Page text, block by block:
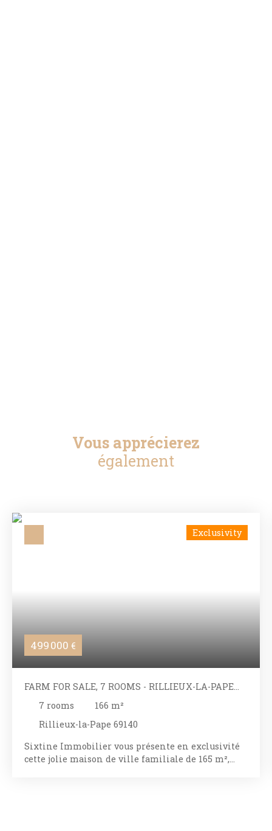
Vous apprécierez
également
499 000 €
Exclusivity
FARM FOR SALE, 7 ROOMS - RILLIEUX-LA-PAPE
69140
7 rooms 166 m²
Rillieux-la-Pape 69140
Sixtine Immobilier vous présente en exclusivité
cette jolie maison de ville familiale de 165 m²,